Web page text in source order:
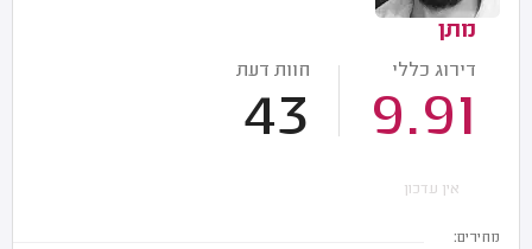
מתן
דירוג כללי
9.91
חוות דעת
43
אין עדכון
מחירים: